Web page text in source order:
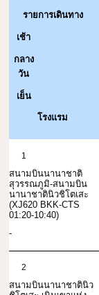
รายการเดินทาง
เช้า
กลาง
วัน
เย็น
โรงแรม
1
สนามบินนานาชาติ
สุวรรณภูมิ-สนามบิน
นานาชาตินิวชิโตเสะ
(XJ620 BKK-CTS
01:20-10:40)
-
2
สนามบินนานาชาตินิว